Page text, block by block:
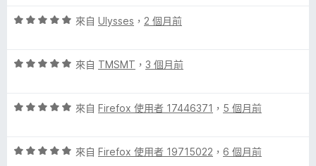
d
e
的
評
滿
分
評
分
分
來自 Ulysses ， 2 個月前
評
分
分
來自 TMSMT ， 3 個月前
評
分
來自 Firefox 使用者 17446371 ， 5 個月前
評
來自 Firefox 使用者 19715022 ， 6 個月前